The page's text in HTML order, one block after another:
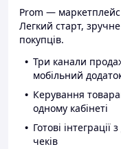
Prom — маркетплейс
Легкий старт,
покупців.
Три канали
мобільний
Керування
одному кабінеті
Готові
чеків